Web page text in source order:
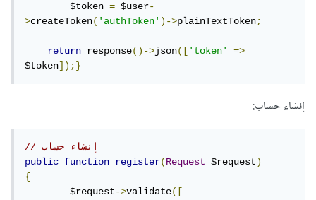
	$token
= $user-
>createToken('authToken')->plainTextToken;
return response()->json(['token'
=>
$token]);}
إنشاء حساب:
// إنشاء حساب
public
function register(Request $request)
{
	$request
->validate([